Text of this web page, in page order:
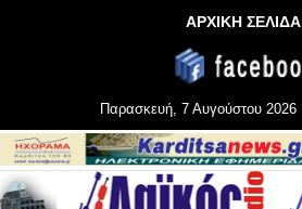
ΑΡΧΙΚΗ ΣΕΛΙΔΑ
Παρασκευή, 7 Αυγούστου 2026